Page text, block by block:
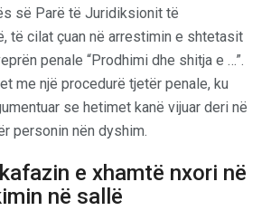
së Parë të Juridiksionit të
të cilat çuan në arrestimin e shtetasit
penale “Prodhimi dhe shitja e …”.
me një procedurë tjetër penale, ku
se hetimet kanë vijuar deri në
personin nën dyshim.
e xhamtë nxori në
në sallë